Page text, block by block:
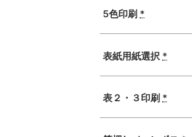
5色印刷 *
表紙用紙選択 *
表２・３印刷 *